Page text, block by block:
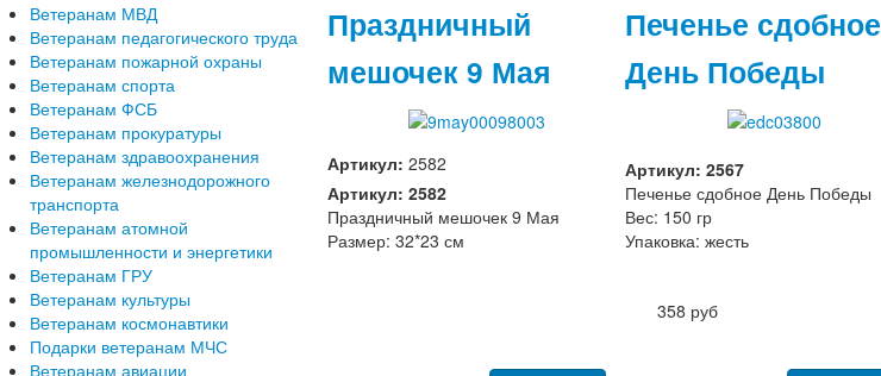
Праздничный
мешочек 9 Мая
Артикул: 2582
Артикул: 2582
Праздничный мешочек 9 Мая
Размер: 32*23 см
358 руб
Печенье сдобное
День Победы
Артикул: 2567
Печенье сдобное День Победы
Вес: 150 гр
Упаковка: жесть
Ветеранам МВД
Ветеранам педагогического труда
Ветеранам пожарной охраны
Ветеранам спорта
Ветеранам ФСБ
Ветеранам прокуратуры
Ветеранам здравоохранения
Ветеранам железнодорожного
транспорта
Ветеранам атомной
промышленности и энергетики
Ветеранам ГРУ
Ветеранам культуры
Ветеранам космонавтики
Подарки ветеранам МЧС
Ветеранам авиации